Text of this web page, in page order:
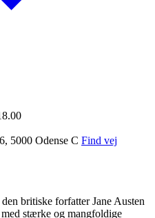
5000 Odense C Find vej
britiske forfatter Jane Austen
stærke og mangfoldige